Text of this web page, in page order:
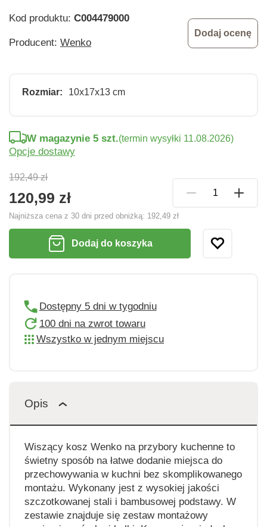
Kod produktu: C004479000
Producent: Wenko
Dodaj ocenę
Rozmiar: 10x17x13 cm
192,49 zł
120,99 zł
Najniższa cena z 30 dni przed obniżką: 192,49 zł
W magazynie 5 szt.(termin wysyłki 11.08.2026)
Opcje dostawy
Dodaj do koszyka
Dostępny 5 dni w tygodniu
100 dni na zwrot towaru
Wszystko w jednym miejscu
Opis
Wiszący kosz Wenko na przybory kuchenne to
świetny sposób na łatwe dodanie miejsca do
przechowywania w kuchni bez skomplikowanego
montażu. Wykonany jest z wysokiej jakości
szczotkowanej stali i bambusowej podstawy. W
zestawie znajduje się zestaw montażowy